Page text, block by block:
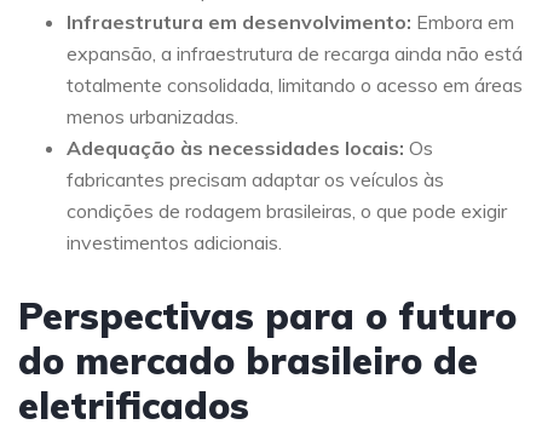
Infraestrutura em desenvolvimento: Embora em
expansão, a infraestrutura de recarga ainda não está
totalmente consolidada, limitando o acesso em áreas
menos urbanizadas.
Adequação às necessidades locais: Os
fabricantes precisam adaptar os veículos às
condições de rodagem brasileiras, o que pode exigir
investimentos adicionais.
Perspectivas para o futuro
do mercado brasileiro de
eletrificados